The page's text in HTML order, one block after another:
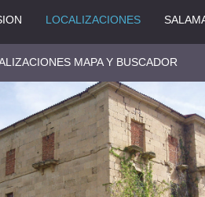
LOCALIZACIONES
MAPA Y BUSCADOR